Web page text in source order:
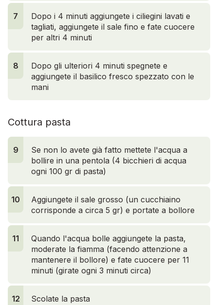
7
Dopo i 4 minuti aggiungete i ciliegini lavati e
tagliati, aggiungete il sale fino e fate cuocere
per altri 4 minuti
8
Dopo gli ulteriori 4 minuti spegnete e
aggiungete il basilico fresco spezzato con le
mani
Cottura pasta
9
Se non lo avete già fatto mettete l'acqua a
bollire in una pentola (4 bicchieri di acqua
ogni 100 gr di pasta)
10
Aggiungete il sale grosso (un cucchiaino
corrisponde a circa 5 gr) e portate a bollore
11
Quando l'acqua bolle aggiungete la pasta,
moderate la fiamma (facendo attenzione a
mantenere il bollore) e fate cuocere per 11
minuti (girate ogni 3 minuti circa)
12 Scolate la pasta